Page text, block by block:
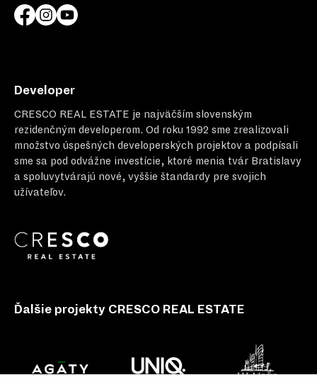
Developer
CRESCO REAL ESTATE je najväčším slovenským
rezidenčným developerom. Od roku 1992 sme zrealizovali
množstvo úspešných developerských projektov a podpísali
sme sa pod odvážne investície, ktoré menia tvár Bratislavy
a spoluvytvárajú nové, vyššie štandardy pre svojich
užívateľov.
Ďalšie projekty CRESCO REAL ESTATE